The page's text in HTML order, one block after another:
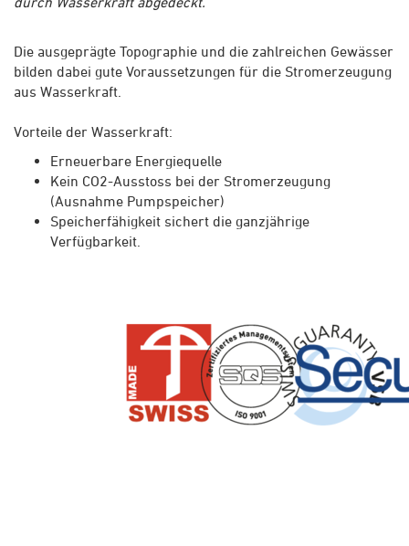
Die ausgeprägte Topographie und die zahlreichen Gewässer
bilden dabei gute Voraussetzungen für die Stromerzeugung
aus Wasserkraft.
Vorteile der Wasserkraft:
Erneuerbare Energiequelle
Kein CO2-Ausstoss bei der Stromerzeugung
(Ausnahme Pumpspeicher)
Speicherfähigkeit sichert die ganzjährige
Verfügbarkeit.